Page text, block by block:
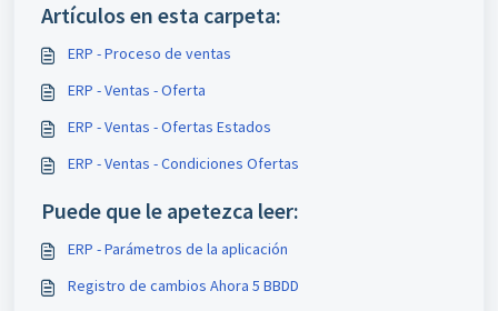
Artículos en esta carpeta:
ERP - Proceso de ventas
ERP - Ventas - Oferta
ERP - Ventas - Ofertas Estados
ERP - Ventas - Condiciones Ofertas
Puede que le apetezca leer:
ERP - Parámetros de la aplicación
Registro de cambios Ahora 5 BBDD